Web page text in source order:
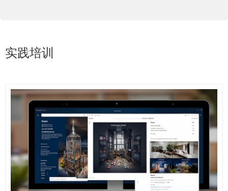
实践培训